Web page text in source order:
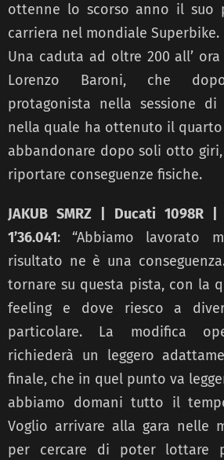
ottenne lo scorso anno il suo
carriera nel mondiale Superbike.
Una caduta ad oltre 200 all’
Lorenzo Baroni, che
protagonista nella sessione
nella quale ha ottenuto il
abbandonare dopo soli otto
riportare conseguenze fisiche.
JAKUB SMRZ | Ducati 1098R
1’36.041: “Abbiamo lavorato
risultato ne è una
tornare su questa pista, con la
feeling e dove riesco a
particolare. La modifica
richiederà un leggero
finale, che in quel punto va
abbiamo domani tutto il
Voglio arrivare alla gara nelle
per cercare di poter lottare